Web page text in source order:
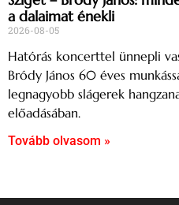
a dalaimat énekli
2026-08-05
Hatórás koncerttel ünnepli
Bródy János 60 éves
legnagyobb slágerek
előadásában.
Tovább olvasom »